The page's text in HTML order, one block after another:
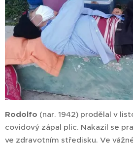
Rodolfo (nar. 1942) prodělal v
covidový zápal plic. Nakazil se
ve zdravotním středisku. Ve